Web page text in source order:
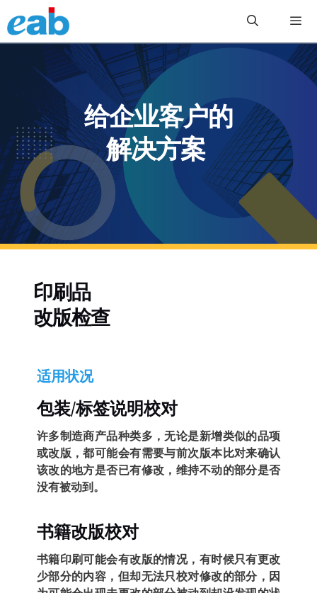
至
内
菜
给企业客户的
解决方案
印刷品
改版检查
适用状况
包装/标签说明校对
许多制造商产品种类多，无论是新增类似的品项
或改版，都可能会有需要与前次版本比对来确认
该改的地方是否已有修改，维持不动的部分是否
没有被动到。
书籍改版校对
书籍印刷可能会有改版的情况，有时候只有更改
少部分的内容，但却无法只校对修改的部分，因